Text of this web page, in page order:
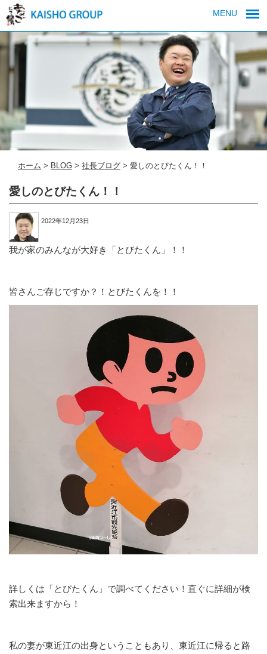
MENU
ホーム > BLOG > 社長ブログ > 愛しのとびたくん！！
愛しのとびたくん！！
2022年12月23日
我が家のみんなが大好き「とびたくん」！！
皆さんご存じですか？！とびたくんを！！
詳しくは「とびたくん」で調べてください！直ぐに詳細が検
索出来ますから！
私の妻が東近江の出身ということもあり、東近江に帰ると路